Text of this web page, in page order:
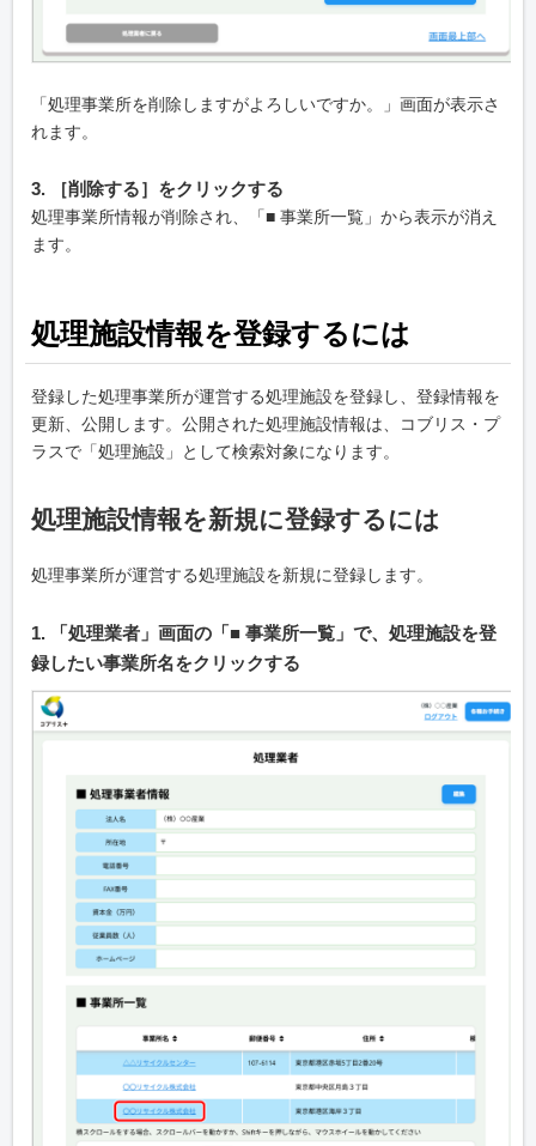
「処理事業所を削除しますがよろしいですか。」画面が表示さ
れます。
3. ［削除する］をクリックする
処理事業所情報が削除され、「■ 事業所一覧」から表示が消え
ます。
処理施設情報を登録するには
登録した処理事業所が運営する処理施設を登録し、登録情報を
更新、公開します。公開された処理施設情報は、コブリス・プ
ラスで「処理施設」として検索対象になります。
処理施設情報を新規に登録するには
処理事業所が運営する処理施設を新規に登録します。
1. 「処理業者」画面の「■ 事業所一覧」で、処理施設を登
録したい事業所名をクリックする